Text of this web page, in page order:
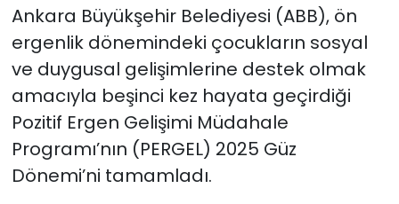
Ankara Büyükşehir Belediyesi (ABB), ön
ergenlik dönemindeki çocukların sosyal
ve duygusal gelişimlerine destek olmak
amacıyla beşinci kez hayata geçirdiği
Pozitif Ergen Gelişimi Müdahale
Programı’nın (PERGEL) 2025 Güz
Dönemi’ni tamamladı.